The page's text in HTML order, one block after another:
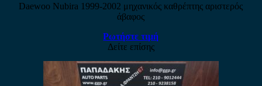
Daewoo Nubira 1999-2002 μηχανικός καθρέπτης αριστερός
άβαφος
Ρωτήστε τιμή
Δείτε επίσης